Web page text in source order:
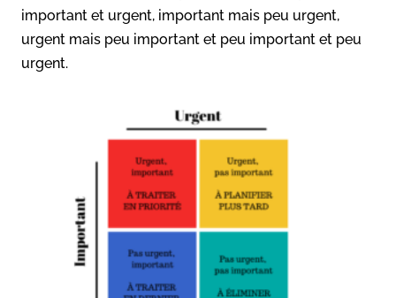
important et urgent, important mais peu urgent,
urgent mais peu important et peu important et peu
urgent.